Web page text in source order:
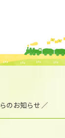
のお知らせ